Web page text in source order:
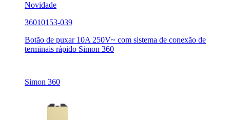
Novidade
36010153-039
Botão de puxar 10A 250V~ com sistema de conexão de
terminais rápido Simon 360
Simon 360